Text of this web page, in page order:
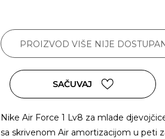
PROIZVOD VIŠE NIJE
SAČUVAJ
Nike Air Force 1 Lv8 za mlade
sa skrivenom Air amortizacijom u peti